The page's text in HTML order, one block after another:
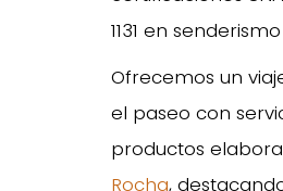
1131 en
Ofrecemos un
el paseo con
productos
Rocha,